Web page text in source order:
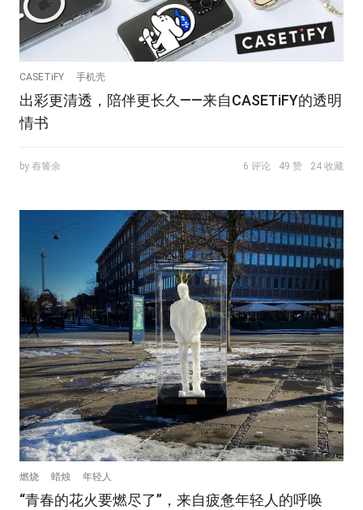
CASETiFY 手机壳
出彩更清透，陪伴更长久——来自CASETiFY的透明
情书
by 舂箐余 6 评论 49 赞 24 收藏
燃烧 蜡烛 年轻人
“青春的花火要燃尽了”，来自疲惫年轻人的呼唤